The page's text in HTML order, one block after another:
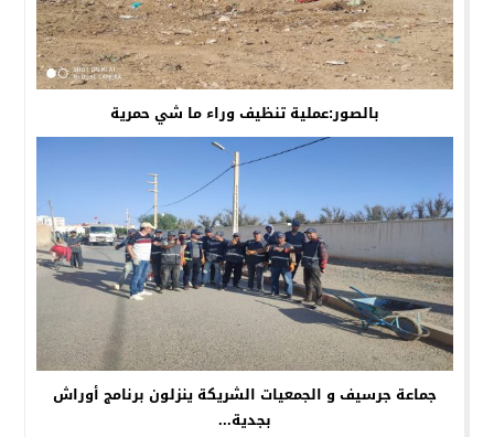
بالصور:عملية تنظيف وراء ما شي حمرية
جماعة جرسيف و الجمعيات الشريكة ينزلون برنامج أوراش
بجدية...